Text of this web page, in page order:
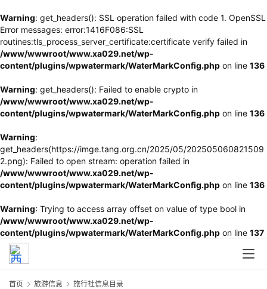
Warning: get_headers(): SSL operation failed with code 1. OpenSSL
Error messages: error:1416F086:SSL
routines:tls_process_server_certificate:certificate verify failed in
/www/wwwroot/www.xa029.net/wp-
content/plugins/wpwatermark/WaterMarkConfig.php on line 136
Warning: get_headers(): Failed to enable crypto in
/www/wwwroot/www.xa029.net/wp-
content/plugins/wpwatermark/WaterMarkConfig.php on line 136
Warning:
get_headers(https://imge.tang.org.cn/2025/05/202505060821509
2.png): Failed to open stream: operation failed in
/www/wwwroot/www.xa029.net/wp-
content/plugins/wpwatermark/WaterMarkConfig.php on line 136
Warning: Trying to access array offset on value of type bool in
/www/wwwroot/www.xa029.net/wp-
content/plugins/wpwatermark/WaterMarkConfig.php on line 137
首页 旅游信息 旅行社信息目录